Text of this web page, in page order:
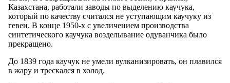
Казахстана, работали заводы по выделению каучука,
который по качеству считался не уступающим каучуку из
гевеи. В конце 1950-х с увеличением производства
синтетического каучука возделывание одуванчика было
прекращено.
До 1839 года каучук не умели вулканизировать, он плавился
в жару и трескался в холод.